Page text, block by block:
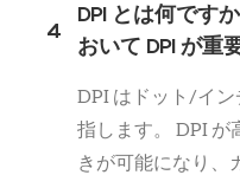
4
DPI とは何です
おいて DPI が重
DPI はドット/イ
指します。 DPI が
きが可能になり、